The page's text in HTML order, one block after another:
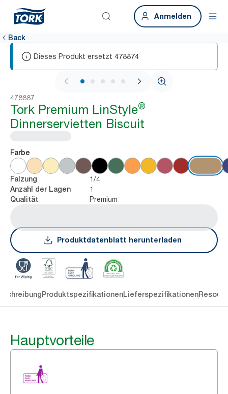
Anmelden
Back
Dieses Produkt ersetzt 478874
1 / 5
478887
Tork Premium LinStyle®
Dinnerservietten Biscuit
Farbe
Falzung 1/4
Anzahl der Lagen 1
Qualität Premium
Produktdatenblatt herunterladen
ProduktspezifikationenLieferspezifikationen
Hauptvorteile